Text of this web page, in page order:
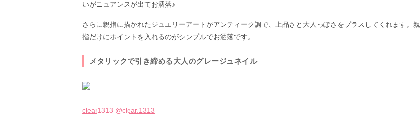
いがニュアンスが出てお洒落♪
さらに親指に描かれたジュエリーアートがアンティーク調で、上品さと大人っぽさをプラスしてくれます。親
指だけにポイントを入れるのがシンプルでお洒落です。
メタリックで引き締める大人のグレージュネイル
clear1313 @clear.1313